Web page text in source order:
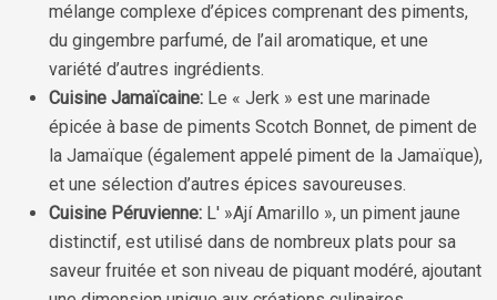
mélange complexe d’épices comprenant des piments,
du gingembre parfumé, de l’ail aromatique, et une
variété d’autres ingrédients.
Cuisine Jamaïcaine: Le « Jerk » est une marinade
épicée à base de piments Scotch Bonnet, de piment de
la Jamaïque (également appelé piment de la Jamaïque),
et une sélection d’autres épices savoureuses.
Cuisine Péruvienne: L' »Ají Amarillo », un piment jaune
distinctif, est utilisé dans de nombreux plats pour sa
saveur fruitée et son niveau de piquant modéré, ajoutant